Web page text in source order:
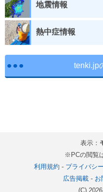
地震情報
熱中症情報
tenki.jp
表示：
※PCの閲覧
利用規約 - プライバシ
広告掲載- お
(C) 2026